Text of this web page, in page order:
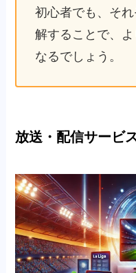
初心者でも、そ
解することで、
なるでしょう。
放送・配信サービ